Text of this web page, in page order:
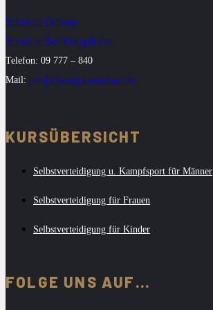
Schule in Ostheim
Schule in Bad Königshofen
Telefon: 09 777 – 840
Mail: info[at]wingtsun-trabert.de
KURSÜBERSICHT
Selbstverteidigung u. Kampfsport für Männer
Selbstverteidigung für Frauen
Selbstverteidigung für Kinder
FOLGE UNS AUF…